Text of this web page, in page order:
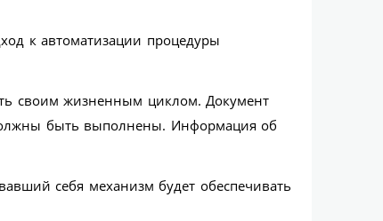
к автоматизации процедуры
своим жизненным циклом. Документ
быть выполнены. Информация об
себя механизм будет обеспечивать